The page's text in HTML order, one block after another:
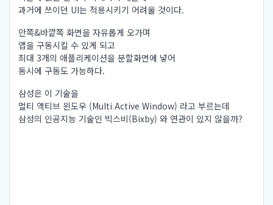
과거에 쓰이던 UI는 적용시키기 어려울 것이다.
안쪽&바깥쪽 화면을 자유롭게 오가며
앱을 구동시킬 수 있게 되고
최대 3개의 애플리케이션을 분할화면에 넣어
동시에 구동도 가능하다.
삼성은 이 기술을
멀티 액티브 윈도우 (Multi Active Window) 라고 부르는데
삼성의 인공지능 기술인 빅스비(Bixby) 와 연관이 있지 않을까?